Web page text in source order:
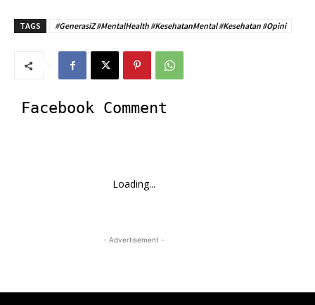
TAGS #GenerasiZ #MentalHealth #KesehatanMental #Kesehatan #Opini
Facebook Comment
Loading...
- Advertisement -